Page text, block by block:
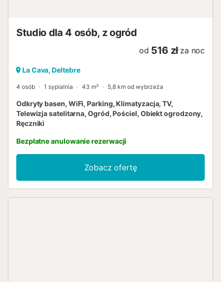
Studio dla 4 osób, z ogród
od 516 zł za noc
La Cava, Deltebre
4 osób 1 sypialnia 43 m² 5,8 km od wybrzeża
Odkryty basen, WiFi, Parking, Klimatyzacja, TV,
Telewizja satelitarna, Ogród, Pościel, Obiekt ogrodzony,
Ręczniki
Bezpłatne anulowanie rezerwacji
Zobacz ofertę